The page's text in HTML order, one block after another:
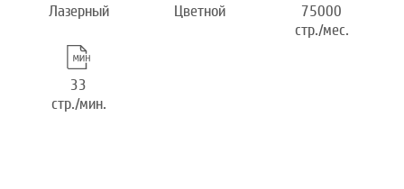
Лазерный Цветной
75000
стр./мес.
33
стр./мин.